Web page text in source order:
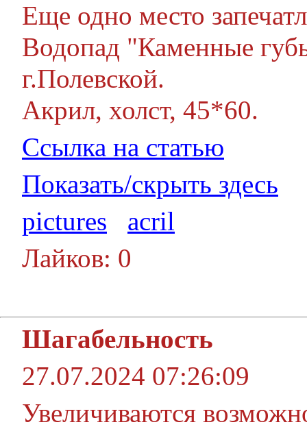
Еще одно место
Водопад "Каменные
г.Полевской.
Акрил, холст, 45*60.
Ссылка на статью
Показать/скрыть здесь
pictures
acril
Лайков: 0
Шагабельность
27.07.2024 07:26:09
Увеличиваются